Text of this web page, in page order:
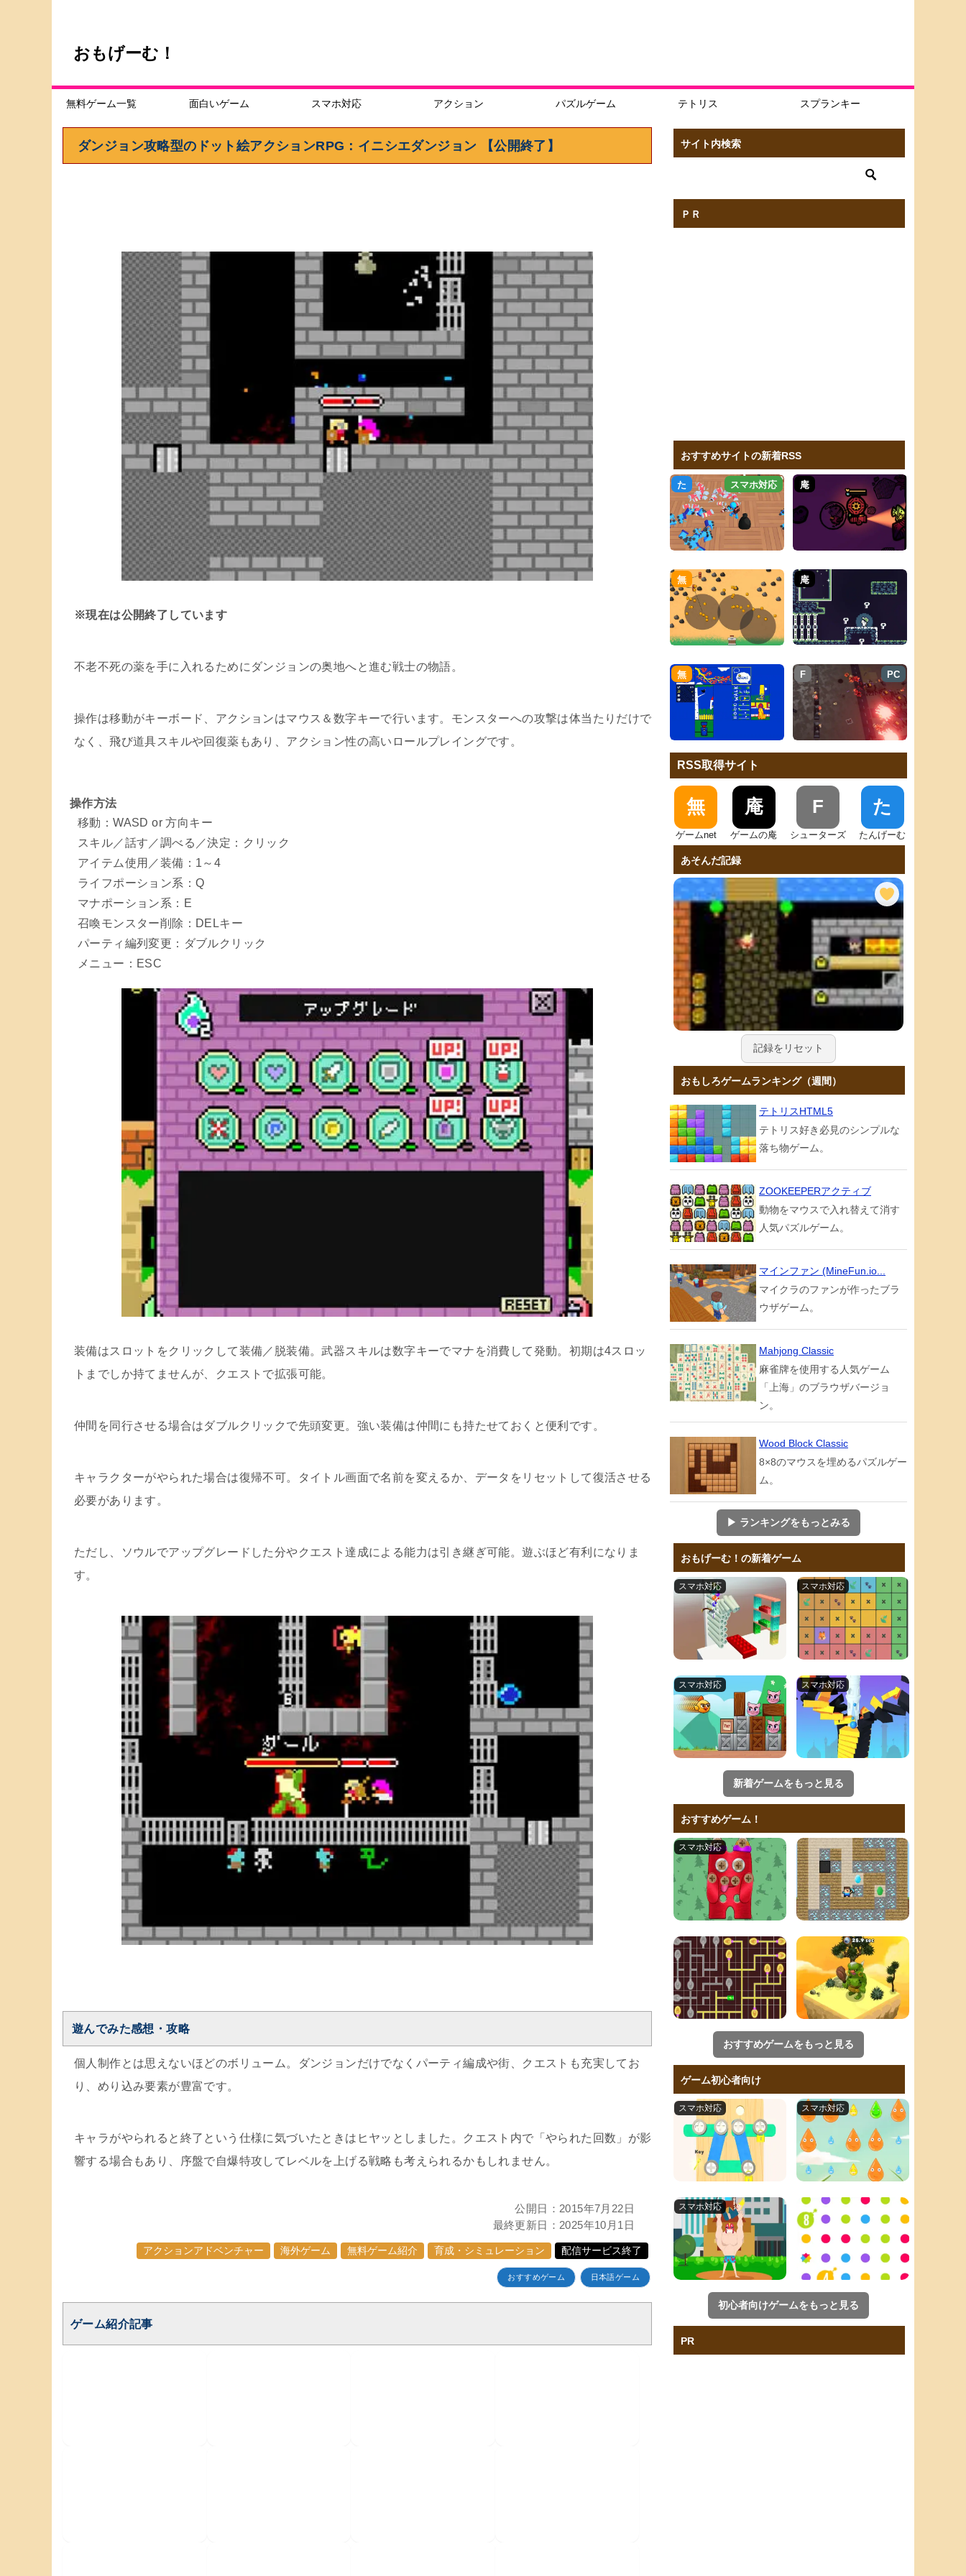
おもげーむ！
無料ゲーム一覧 面白いゲーム スマホ対応 アクション パズルゲーム テトリス スプランキー
ダンジョン攻略型のドット絵アクションRPG：イニシエダンジョン 【公開終了】
※現在は公開終了しています
不老不死の薬を手に入れるためにダンジョンの奥地へと進む戦士の物語。
操作は移動がキーボード、アクションはマウス＆数字キーで行います。モンスターへの攻撃は体当たりだけで
なく、飛び道具スキルや回復薬もあり、アクション性の高いロールプレイングです。
操作方法
移動：WASD or 方向キー
スキル／話す／調べる／決定：クリック
アイテム使用／装備：1～4
ライフポーション系：Q
マナポーション系：E
召喚モンスター削除：DELキー
パーティ編列変更：ダブルクリック
メニュー：ESC
装備はスロットをクリックして装備／脱装備。武器スキルは数字キーでマナを消費して発動。初期は4スロッ
トまでしか持てませんが、クエストで拡張可能。
仲間を同行させる場合はダブルクリックで先頭変更。強い装備は仲間にも持たせておくと便利です。
キャラクターがやられた場合は復帰不可。タイトル画面で名前を変えるか、データをリセットして復活させる
必要があります。
ただし、ソウルでアップグレードした分やクエスト達成による能力は引き継ぎ可能。遊ぶほど有利になりま
す。
遊んでみた感想・攻略
個人制作とは思えないほどのボリューム。ダンジョンだけでなくパーティ編成や街、クエストも充実してお
り、めり込み要素が豊富です。
キャラがやられると終了という仕様に気づいたときはヒヤッとしました。クエスト内で「やられた回数」が影
響する場合もあり、序盤で自爆特攻してレベルを上げる戦略も考えられるかもしれません。
公開日： 2015年7月22日
最終更新日： 2025年10月1日
アクションアドベンチャー 海外ゲーム 無料ゲーム紹介 育成・シミュレーション 配信サービス終了
おすすめゲーム 日本語ゲーム
ゲーム紹介記事
サイト内検索
ＰＲ
おすすめサイトの新着RSS
た スマホ対応 庵
無 庵
無 F PC
RSS取得サイト
無
ゲームnet
庵
ゲームの庵
F
シューターズ
た
たんげーむ
あそんだ記録
記録をリセット
おもしろゲームランキング（週間）
テトリスHTML5
テトリス好き必見のシンプルな
落ち物ゲーム。
ZOOKEEPERアクティブ
動物をマウスで入れ替えて消す
人気パズルゲーム。
マインファン (MineFun.io...
マイクラのファンが作ったブラ
ウザゲーム。
Mahjong Classic
麻雀牌を使用する人気ゲーム
「上海」のブラウザバージョ
ン。
Wood Block Classic
8×8のマウスを埋めるパズルゲー
ム。
▶ ランキングをもっとみる
おもげーむ！の新着ゲーム
新着ゲームをもっと見る
おすすめゲーム！
おすすめゲームをもっと見る
ゲーム初心者向け
初心者向けゲームをもっと見る
PR